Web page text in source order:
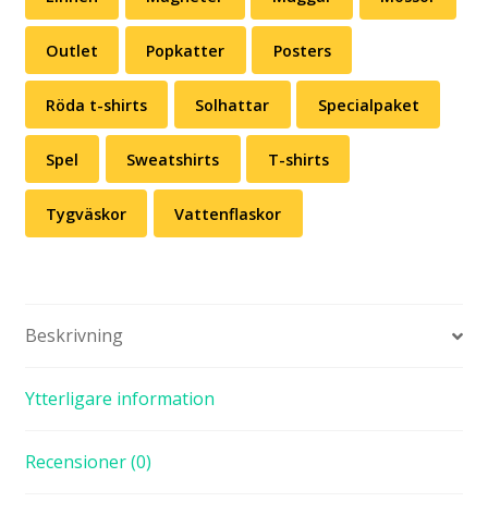
Outlet Popkatter Posters
Röda t-shirts Solhattar Specialpaket
Spel Sweatshirts T-shirts
Tygväskor Vattenflaskor
Beskrivning
Ytterligare information
Recensioner (0)